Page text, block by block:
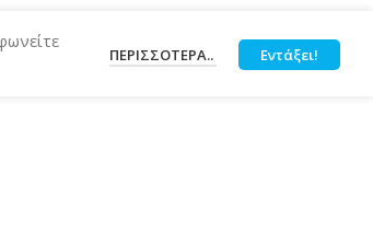
ΠΕΡΙΣΣΌΤΕΡΑ.. Εντάξει!